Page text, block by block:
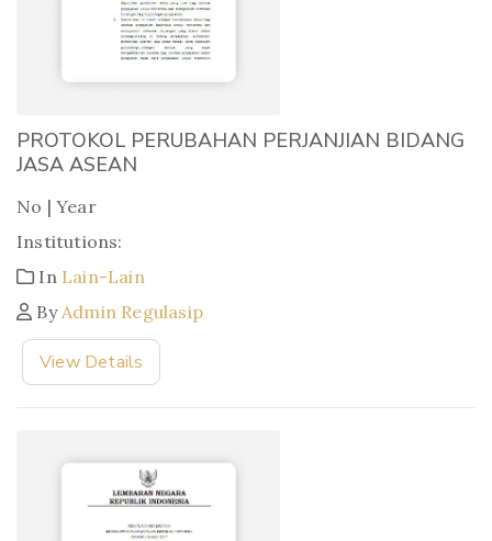
PROTOKOL PERUBAHAN PERJANJIAN BIDANG
JASA ASEAN
No | Year
Institutions:
In Lain-Lain
ByAdmin Regulasip
View Details